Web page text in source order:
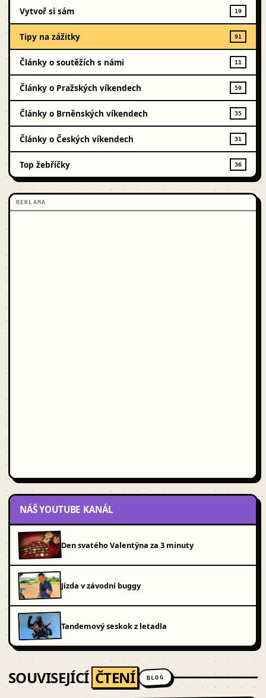
Vytvoř si sám 19
Tipy na zážitky 91
Články o soutěžích s námi 11
Články o Pražských víkendech 59
Články o Brněnských víkendech 35
Články o Českých víkendech 31
Top žebříčky 36
REKLAMA
NÁŠ YOUTUBE KANÁL
Den svatého Valentýna za 3 minuty
Jízda v závodní buggy
Tandemový seskok z letadla
SOUVISEJÍCÍ ČTENÍ BLOG